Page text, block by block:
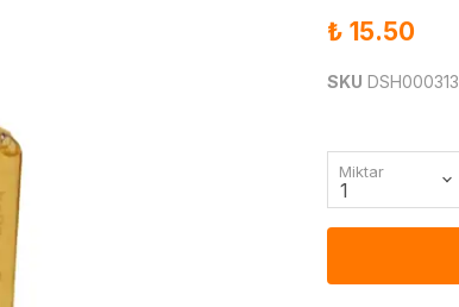
₺ 15.50
SKU DSH000313
Miktar